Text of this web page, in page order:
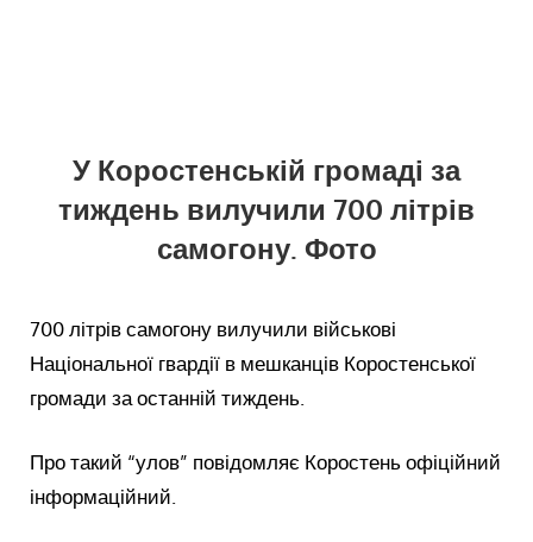
У Коростенській громаді за
тиждень вилучили 700 літрів
самогону. Фото
700 літрів самогону вилучили військові
Національної гвардії в мешканців Коростенської
громади за останній тиждень.
Про такий “улов” повідомляє Коростень офіційний
інформаційний.